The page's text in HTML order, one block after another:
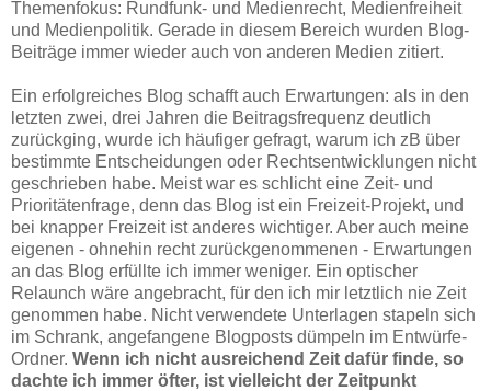
Themenfokus: Rundfunk- und Medienrecht, Medienfreiheit
und Medienpolitik. Gerade in diesem Bereich wurden Blog-
Beiträge immer wieder auch von anderen Medien zitiert.
Ein erfolgreiches Blog schafft auch Erwartungen: als in den
letzten zwei, drei Jahren die Beitragsfrequenz deutlich
zurückging, wurde ich häufiger gefragt, warum ich zB über
bestimmte Entscheidungen oder Rechtsentwicklungen nicht
geschrieben habe. Meist war es schlicht eine Zeit- und
Prioritätenfrage, denn das Blog ist ein Freizeit-Projekt, und
bei knapper Freizeit ist anderes wichtiger. Aber auch meine
eigenen - ohnehin recht zurückgenommenen - Erwartungen
an das Blog erfüllte ich immer weniger. Ein optischer
Relaunch wäre angebracht, für den ich mir letztlich nie Zeit
genommen habe. Nicht verwendete Unterlagen stapeln sich
im Schrank, angefangene Blogposts dümpeln im Entwürfe-
Ordner. Wenn ich nicht ausreichend Zeit dafür finde, so
dachte ich immer öfter, ist vielleicht der Zeitpunkt